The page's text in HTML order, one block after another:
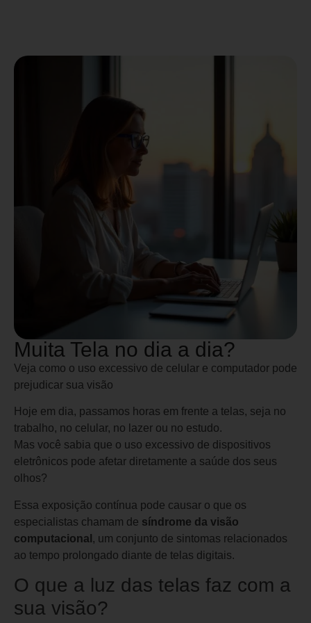
Muita Tela no dia a dia?
Veja como o uso excessivo de celular e computador pode
prejudicar sua visão
Hoje em dia, passamos horas em frente a telas, seja no
trabalho, no celular, no lazer ou no estudo.
Mas você sabia que o uso excessivo de dispositivos
eletrônicos pode afetar diretamente a saúde dos seus
olhos?
Essa exposição contínua pode causar o que os
especialistas chamam de síndrome da visão
computacional , um conjunto de sintomas relacionados
ao tempo prolongado diante de telas digitais.
O que a luz das telas faz com a
sua visão?